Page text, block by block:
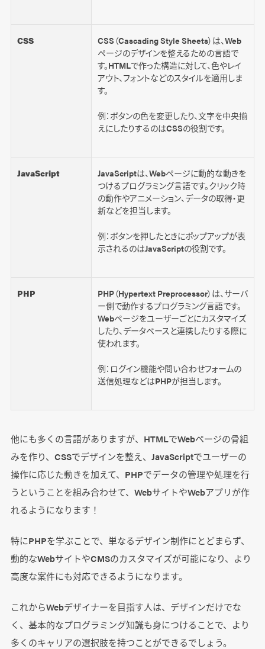
CSS
CSS（Cascading Style Sheets）は、Web
ページのデザインを整えるための言語で
す。HTMLで作った構造に対して、色やレイ
アウト、フォントなどのスタイルを適用しま
す。
例：ボタンの色を変更したり、文字を中央揃
えにしたりするのはCSSの役割です。
JavaScript
JavaScriptは、Webページに動的な動きを
つけるプログラミング言語です。クリック時
の動作やアニメーション、データの取得・更
新などを担当します。
例：ボタンを押したときにポップアップが表
示されるのはJavaScriptの役割です。
PHP
PHP（Hypertext Preprocessor）は、サーバ
ー側で動作するプログラミング言語です。
Webページをユーザーごとにカスタマイズ
したり、データベースと連携したりする際に
使われます。
例：ログイン機能や問い合わせフォームの
送信処理などはPHPが担当します。
他にも多くの言語がありますが、HTMLでWebページの骨組
みを作り、CSSでデザインを整え、JavaScriptでユーザーの
操作に応じた動きを加えて、PHPでデータの管理や処理を行
うということを組み合わせて、WebサイトやWebアプリが作
れるようになります！
特にPHPを学ぶことで、単なるデザイン制作にとどまらず、
動的なWebサイトやCMSのカスタマイズが可能になり、より
高度な案件にも対応できるようになります。
これからWebデザイナーを目指す人は、デザインだけでな
く、基本的なプログラミング知識も身につけることで、より
多くのキャリアの選択肢を持つことができるでしょう。